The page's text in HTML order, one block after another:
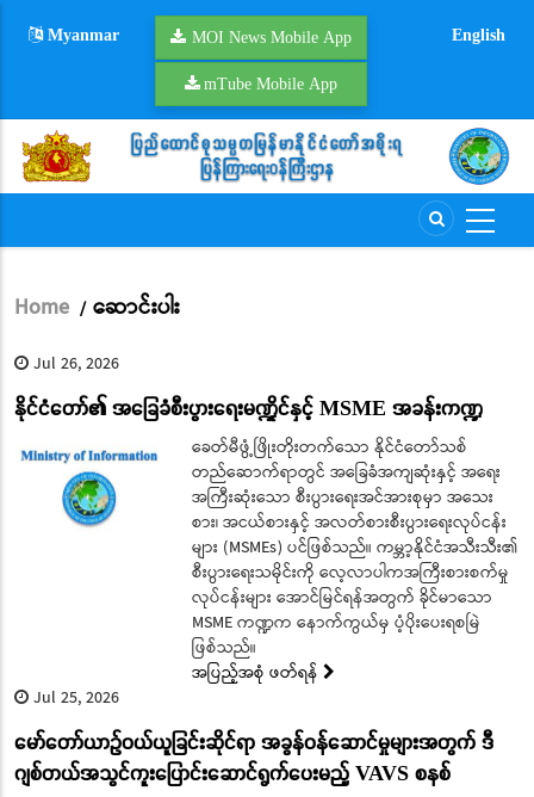
Myanmar MOI News Mobile App
mTube Mobile App
English
Breadcrumb
Home / ဆောင်းပါး
Jul 26, 2026
နိုင်ငံတော်၏ အခြေခံစီးပွားရေးမဏ္ဍိုင်နှင့် MSME အခန်းကဏ္ဍ
ခေတ်မီဖွံ့ဖြိုးတိုးတက်သော နိုင်ငံတော်သစ်
တည်ဆောက်ရာတွင် အခြေခံအကျဆုံးနှင့် အရေး
အကြီးဆုံးသော စီးပွားရေးအင်အားစုမှာ အသေး
စား၊ အငယ်စားနှင့် အလတ်စားစီးပွားရေးလုပ်ငန်း
များ (MSMEs) ပင်ဖြစ်သည်။ ကမ္ဘာ့နိုင်ငံအသီးသီး၏
စီးပွားရေးသမိုင်းကို လေ့လာပါကအကြီးစားစက်မှု
လုပ်ငန်းများ အောင်မြင်ရန်အတွက် ခိုင်မာသော
MSME ကဏ္ဍက နောက်ကွယ်မှ ပံ့ပိုးပေးရစမြဲ
ဖြစ်သည်။
အပြည့်အစုံ ဖတ်ရန်
Jul 25, 2026
မော်တော်ယာဉ်ဝယ်ယူခြင်းဆိုင်ရာ အခွန်ဝန်ဆောင်မှုများအတွက် ဒီ
ဂျစ်တယ်အသွင်ကူးပြောင်းဆောင်ရွက်ပေးမည့် VAVS စနစ်